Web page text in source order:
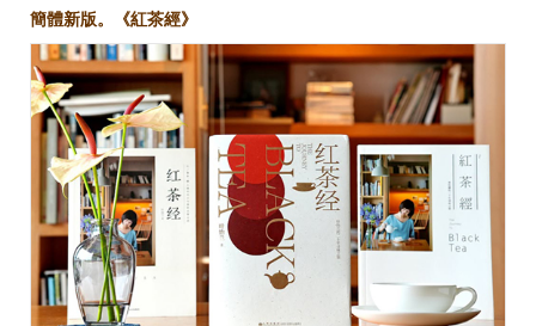
簡體新版。《紅茶經》